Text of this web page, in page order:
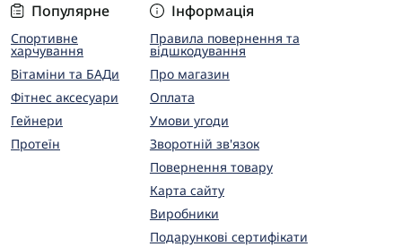
Популярне
Спортивне
харчування
Вітаміни та БАДи
Фітнес аксесуари
Гейнери
Протеїн
Інформація
Правила повернення та
відшкодування
Про магазин
Оплата
Умови угоди
Зворотній зв'язок
Повернення товару
Карта сайту
Виробники
Подарункові сертифікати